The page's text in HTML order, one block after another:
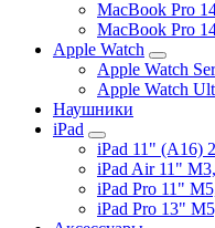
MacBook Pro
MacBook Pro
Apple Watch
Apple Watch
Apple Watch
Наушники
iPad
iPad 11" (A16)
iPad Air 11"
iPad Pro 11"
iPad Pro 13"